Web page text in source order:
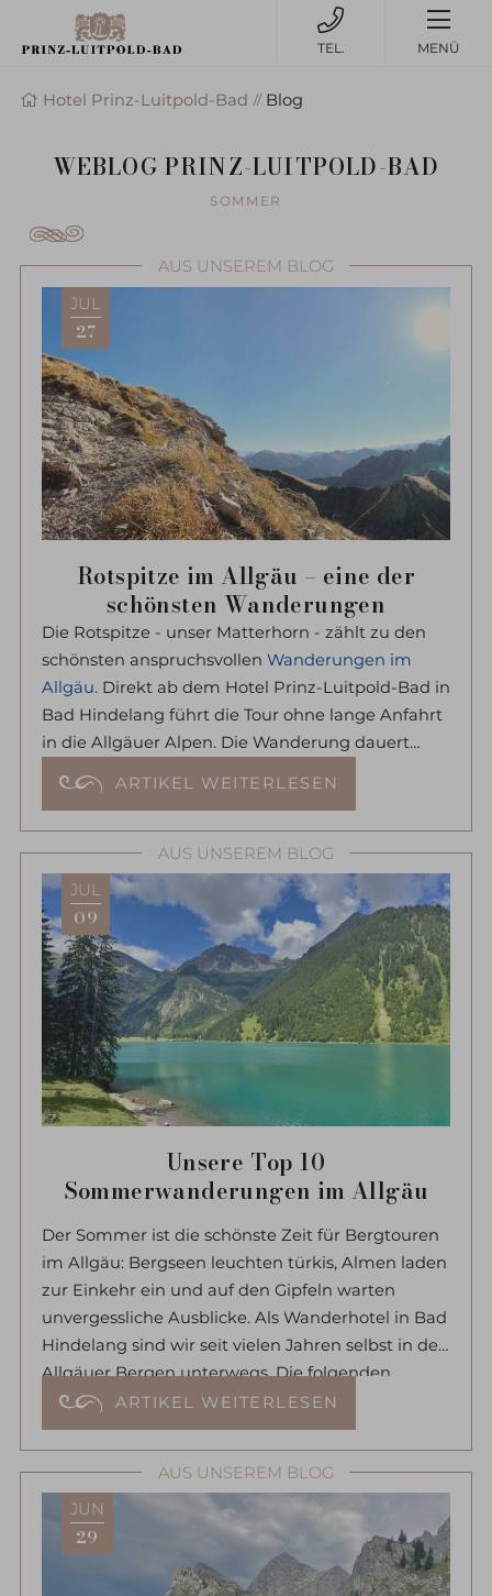
MENÜ
Hotel Prinz-Luitpold-Bad Blog
WEBLOG PRINZ-LUITPOLD-BAD
SOMMER
AUS UNSEREM BLOG
JUL
27
Rotspitze im Allgäu – eine der
schönsten Wanderungen
Die Rotspitze - unser Matterhorn - zählt zu den
schönsten anspruchsvollen Wanderungen im
Allgäu.Direkt ab dem Hotel Prinz-Luitpold-Bad in
Bad Hindelang führt die Tour ohne lange Anfahrt
in die Allgäuer Alpen. Die Wanderung dauert
außergewöhnlichen Panoramablick. Nur auf den
erforderlich.
ARTIKEL WEITERLESEN
AUS UNSEREM BLOG
JUL
09
Unsere Top 10
Sommerwanderungen im Allgäu
Der Sommer ist die schönste Zeit für Bergtouren
im Allgäu: Bergseen leuchten türkis, Almen laden
zur Einkehr ein und auf den Gipfeln warten
unvergessliche Ausblicke. Als Wanderhotel in Bad
Hindelang sind wir seit vielen Jahren selbst in den
Allgäuer Bergen unterwegs. Die folgenden
Touren gehören zu unseren persönlichen
Favoriten – alle mehrfach selbst gegangen und
vom Hotel Prinz-Luitpold-Bad gut erreichbar. Zu
jeder Wanderung finden Sie bei uns einen
ausführlichen Wanderbericht mit vielen Tipps.
ARTIKEL WEITERLESEN
AUS UNSEREM BLOG
JUN
29